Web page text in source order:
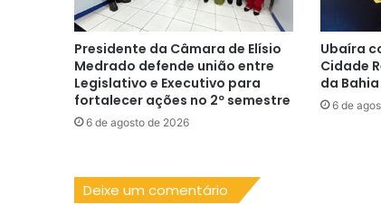
de
Laje
Presidente da Câmara de Elísio
Medrado defende união entre
Legislativo e Executivo para
fortalecer ações no 2º semestre
6 de agosto de 2026
Ubaíra
Cidade
da
6 de
Deixe um comentário